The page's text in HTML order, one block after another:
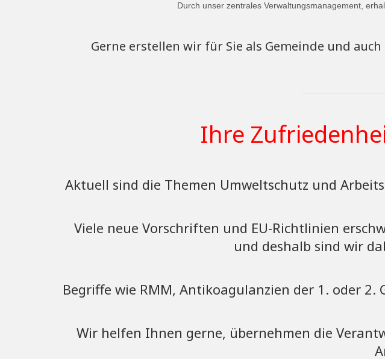
Durch unser zentrales Verwaltungsmanagement,
Gerne erstellen wir für Sie als Gemeinde und
Ihre
Aktuell sind die Themen Umweltschutz und
Viele neue Vorschriften und EU-Richtlinien
und deshalb sind wir
Begriffe wie RMM, Antikoagulanzien der 1. oder
Wir helfen Ihnen gerne, übernehmen die